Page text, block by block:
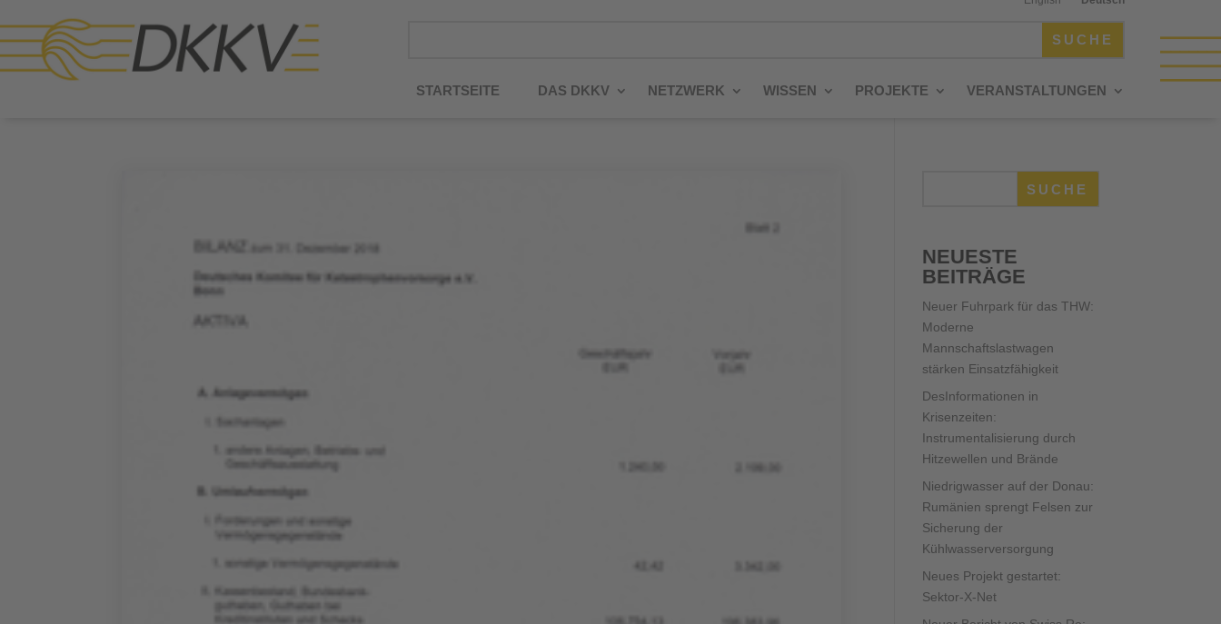
STARTSEITE DAS DKKV NETZWERK WISSEN PROJEKTE VERANSTALTUNGEN
SUCHE
NEUESTE
BEITRÄGE
Neuer Fuhrpark für das THW:
Moderne
Mannschaftslastwagen
stärken Einsatzfähigkeit
DesInformationen in
Krisenzeiten:
Instrumentalisierung durch
Hitzewellen und Brände
Niedrigwasser auf der Donau:
Rumänien sprengt Felsen zur
Sicherung der
Kühlwasserversorgung
Neues Projekt gestartet:
Sektor-X-Net